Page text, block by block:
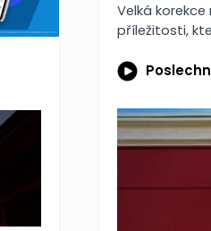
Velká
příležitosti,